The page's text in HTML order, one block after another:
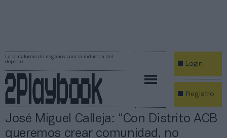
La plataforma de negocios para la industria del
deporte
Login
Registro
José Miguel Calleja: “Con Distrito ACB
queremos crear comunidad, no